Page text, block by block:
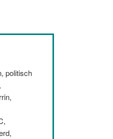
politisch